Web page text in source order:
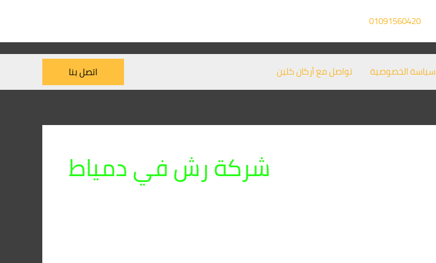
01091560420
سياسة الخصوصية تواصل مع أركان كلين اتصل بنا
شركة رش في دمياط